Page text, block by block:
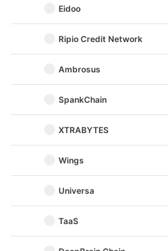
Eidoo
Ripio Credit Network
Ambrosus
SpankChain
XTRABYTES
Wings
Universa
TaaS